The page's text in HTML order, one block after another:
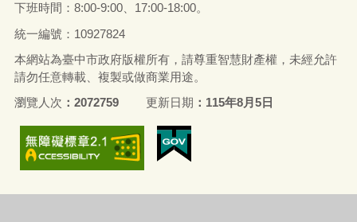
下班時間：8:00-9:00、17:00-18:00。
統一編號：10927824
本網站為臺中市政府版權所有，請尊重智慧財產權，未經允許
請勿任意轉載、複製或做商業用途。
瀏覽人次
2072759 更新日期 115年8月5日